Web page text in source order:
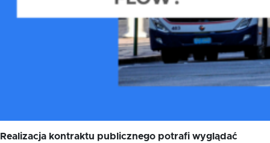
Realizacja kontraktu publicznego potrafi wyglądać